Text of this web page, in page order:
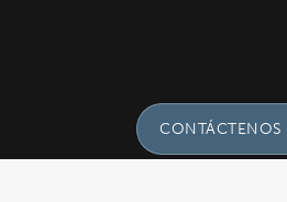
CONTÁCTENOS